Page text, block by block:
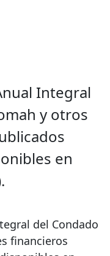
Integral
y otros
en
del Condado
financieros